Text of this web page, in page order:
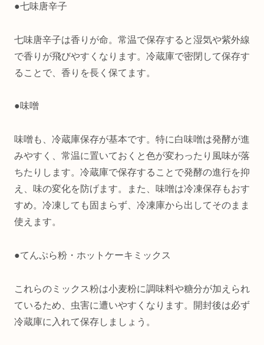
●七味唐辛子
七味唐辛子は香りが命。常温で保存すると湿気や紫外線
で香りが飛びやすくなります。冷蔵庫で密閉して保存す
ることで、香りを長く保てます。
●味噌
味噌も、冷蔵庫保存が基本です。特に白味噌は発酵が進
みやすく、常温に置いておくと色が変わったり風味が落
ちたりします。冷蔵庫で保存することで発酵の進行を抑
え、味の変化を防げます。また、味噌は冷凍保存もおす
すめ。冷凍しても固まらず、冷凍庫から出してそのまま
使えます。
●てんぷら粉・ホットケーキミックス
これらのミックス粉は小麦粉に調味料や糖分が加えられ
ているため、虫害に遭いやすくなります。開封後は必ず
冷蔵庫に入れて保存しましょう。